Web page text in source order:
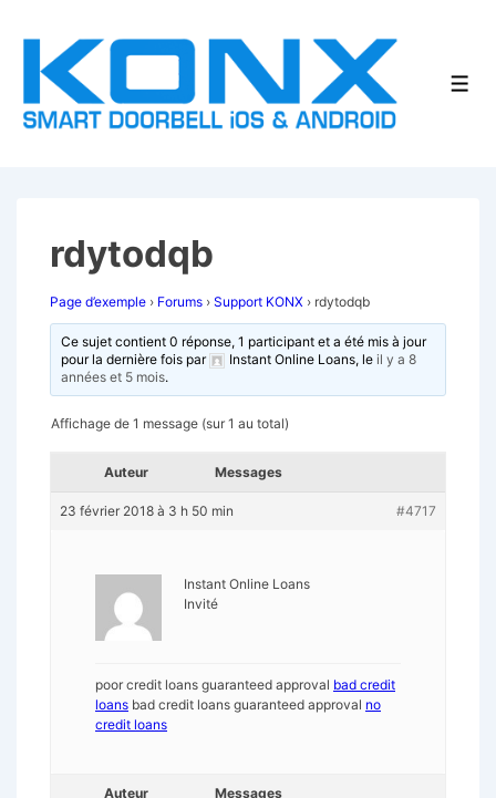
passer
contenu
rdytodqb
Page d’exemple › Forums › Support KONX › rdytodqb
Ce sujet contient 0 réponse, 1 participant et a été mis à jour
pour la dernière fois par
Instant Online Loans, leil y a 8
années et 5 mois.
Affichage de 1 message (sur 1 au total)
Auteur Messages
23 février 2018 à 3 h 50 min #4717
Instant Online Loans
Invité
poor credit loans guaranteed approval bad credit
loans bad credit loans guaranteed approval no
credit loans
Auteur Messages